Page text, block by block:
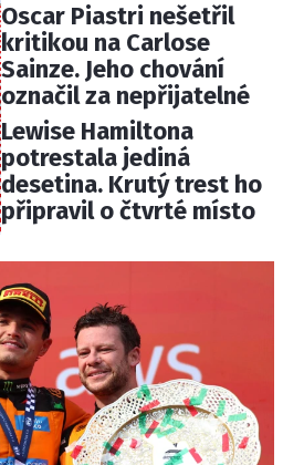
Oscar Piastri nešetřil
kritikou na Carlose
Sainze. Jeho chování
označil za nepřijatelné
Lewise Hamiltona
potrestala jediná
desetina. Krutý trest ho
připravil o čtvrté místo